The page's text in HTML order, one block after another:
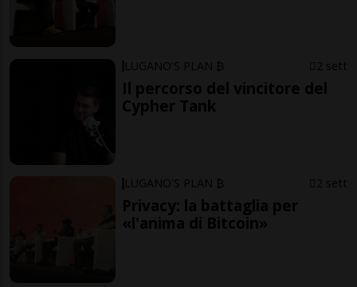
LUGANO'S PLAN ₿ 2 sett
Il percorso del vincitore del
Cypher Tank
LUGANO'S PLAN ₿ 2 sett
Privacy: la battaglia per
«l'anima di Bitcoin»